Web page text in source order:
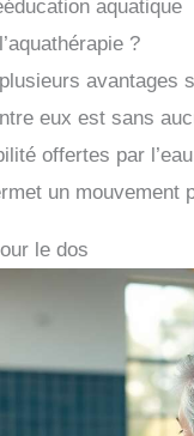
aquatique
?
plusieurs
eux est sans
offertes par
un mouvement
le dos